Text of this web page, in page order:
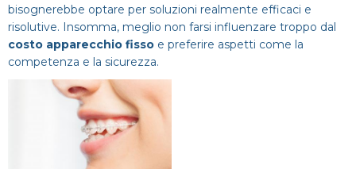
bisognerebbe optare per soluzioni realmente efficaci e
risolutive. Insomma, meglio non farsi influenzare troppo dal
costo apparecchio fisso e preferire aspetti come la
competenza e la sicurezza.